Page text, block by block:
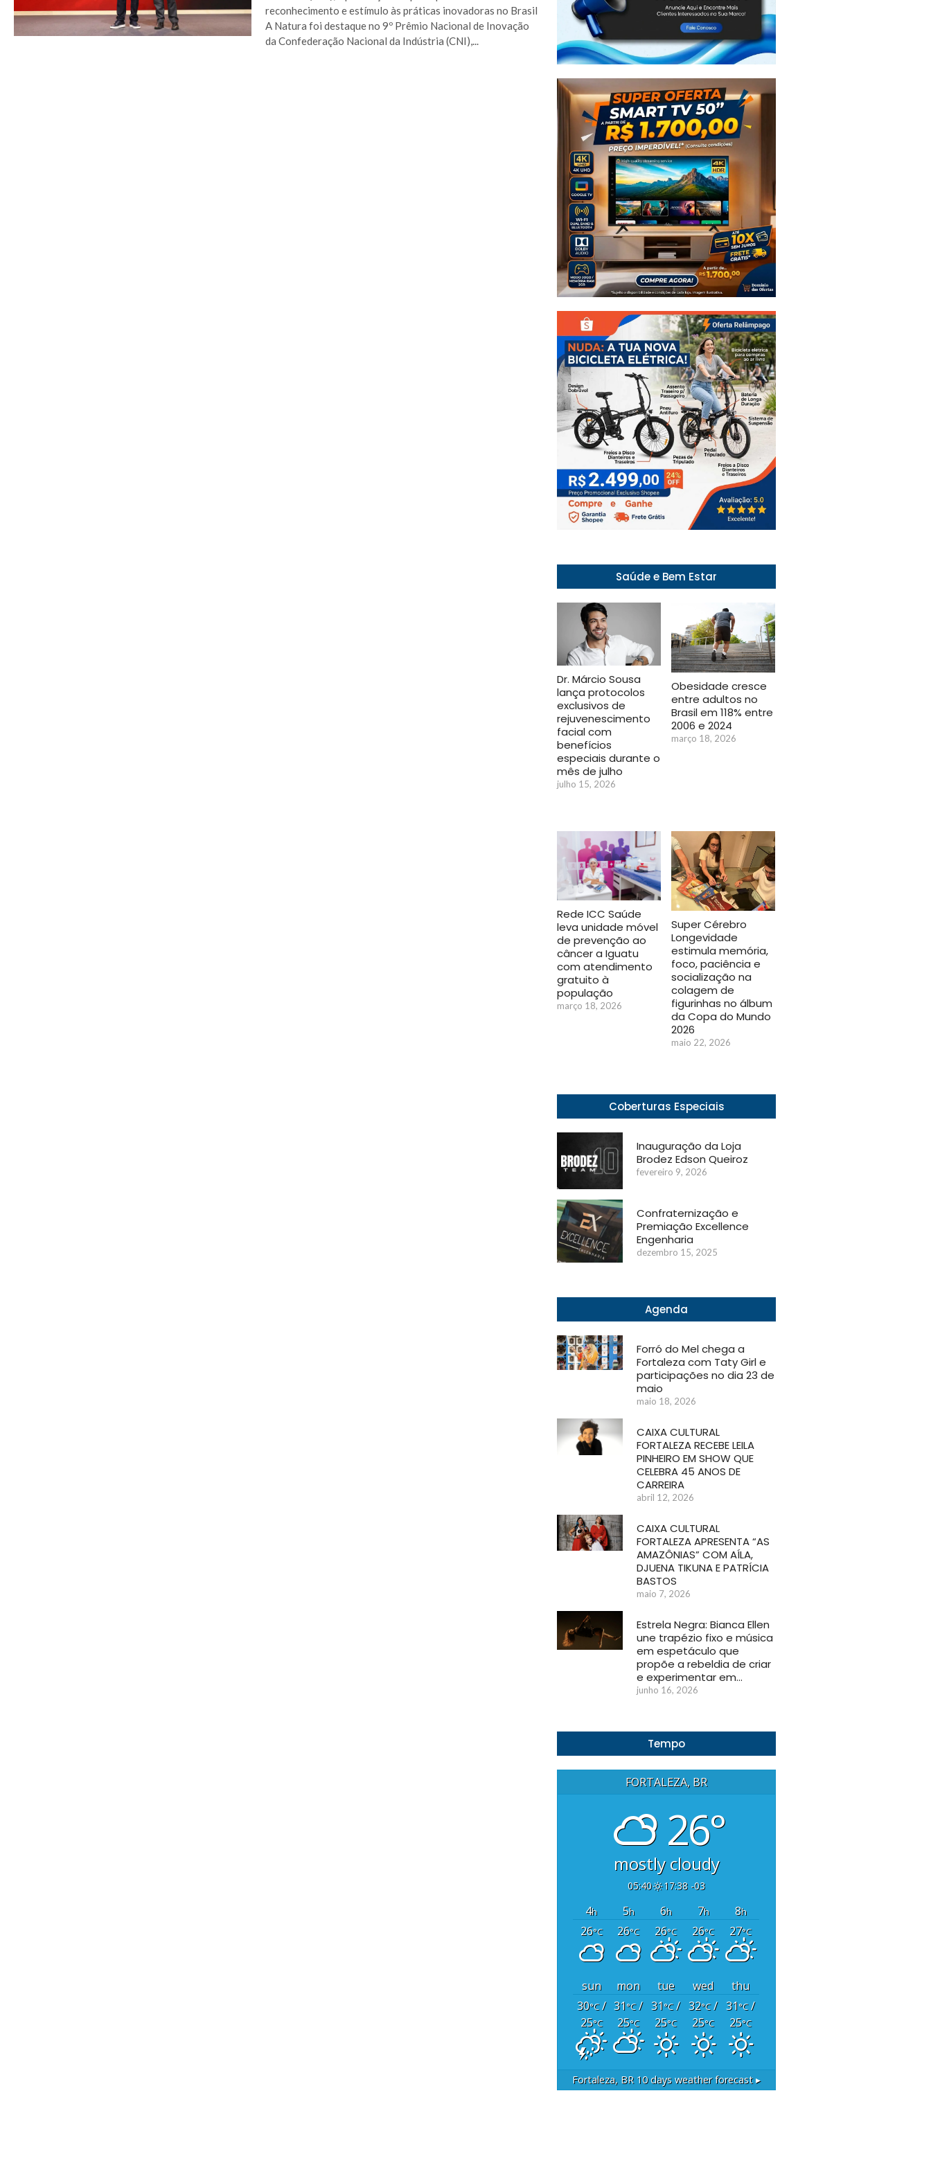
reconhecimento e estímulo às práticas inovadoras no Brasil
A Natura foi destaque no 9º Prêmio Nacional de Inovação
da Confederação Nacional da Indústria (CNI),...
Saúde e Bem Estar
Dr. Márcio Sousa
lança protocolos
exclusivos de
rejuvenescimento
facial com
benefícios
especiais durante o
mês de julho
julho 15, 2026
Obesidade cresce
entre adultos no
Brasil em 118% entre
2006 e 2024
março 18, 2026
Rede ICC Saúde
leva unidade móvel
de prevenção ao
câncer a Iguatu
com atendimento
gratuito à
população
março 18, 2026
Super Cérebro
Longevidade
estimula memória,
foco, paciência e
socialização na
colagem de
figurinhas no álbum
da Copa do Mundo
2026
maio 22, 2026
Coberturas Especiais
Inauguração da Loja
Brodez Edson Queiroz
fevereiro 9, 2026
Confraternização e
Premiação Excellence
Engenharia
dezembro 15, 2025
Agenda
Forró do Mel chega a
Fortaleza com Taty Girl e
participações no dia 23 de
maio
maio 18, 2026
CAIXA CULTURAL
FORTALEZA RECEBE LEILA
PINHEIRO EM SHOW QUE
CELEBRA 45 ANOS DE
CARREIRA
abril 12, 2026
CAIXA CULTURAL
FORTALEZA APRESENTA “AS
AMAZÔNIAS” COM AÍLA,
DJUENA TIKUNA E PATRÍCIA
BASTOS
maio 7, 2026
Estrela Negra: Bianca Ellen
une trapézio fixo e música
em espetáculo que
propõe a rebeldia de criar
e experimentar em…
junho 16, 2026
Tempo
FORTALEZA, BR
26°
mostly cloudy
05:40 17:38 -03
4h 5h 6h 7h 8h
26°C 26°C 26°C 26°C 27°C
sun mon tue wed
thu
30°C/
25°C
31°C/
25°C
31°C/
25°C
32°C/
25°C
31°C/
25°C
Fortaleza, BR 10 days weather forecast ▸